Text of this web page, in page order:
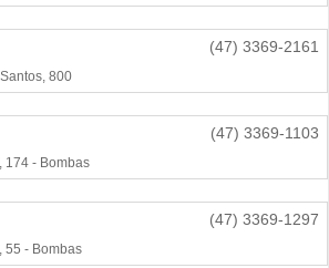
(47) 3369-2161
800
(47) 3369-1103
174 - Bombas
(47) 3369-1297
55 - Bombas